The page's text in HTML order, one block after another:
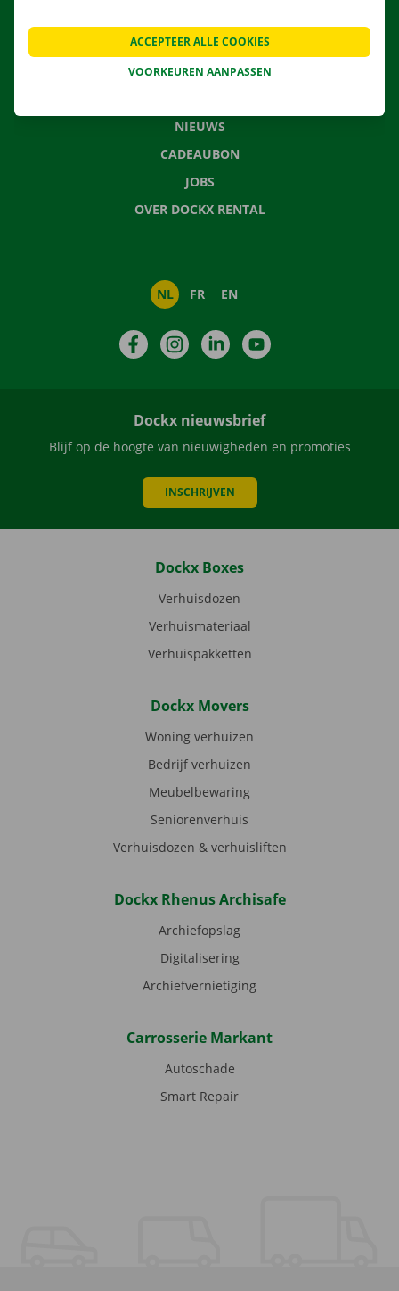
CONTACTEER ONS
NIEUWS
CADEAUBON
JOBS
OVER DOCKX RENTAL
NL FR EN
FacebookInstagramLinkedIn
Dockx nieuwsbrief
Blijf op de hoogte van nieuwigheden en promoties
INSCHRIJVEN
Dockx Boxes
Verhuisdozen
Verhuismateriaal
Verhuispakketten
Dockx Movers
Woning verhuizen
Bedrijf verhuizen
Meubelbewaring
Seniorenverhuis
Verhuisdozen & verhuisliften
Dockx Rhenus Archisafe
Archiefopslag
Digitalisering
Archiefvernietiging
Carrosserie Markant
Autoschade
Smart Repair
VOORKEUREN AANPASSEN
ACCEPTEER ALLE COOKIES